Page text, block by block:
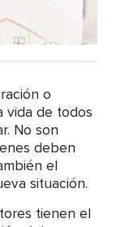
o
vida de todos
No son
deben
el
situación.
tienen el